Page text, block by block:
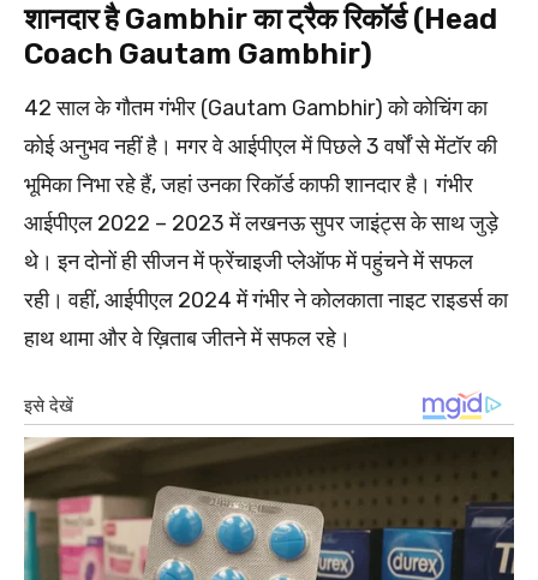
शानदार है Gambhir का ट्रैक रिकॉर्ड (Head
Coach Gautam Gambhir)
42 साल के गौतम गंभीर (Gautam Gambhir) को कोचिंग का
कोई अनुभव नहीं है। मगर वे आईपीएल में पिछले 3 वर्षों से मेंटॉर की
भूमिका निभा रहे हैं, जहां उनका रिकॉर्ड काफी शानदार है। गंभीर
आईपीएल 2022 – 2023 में लखनऊ सुपर जाइंट्स के साथ जुड़े
थे। इन दोनों ही सीजन में फ्रेंचाइजी प्लेऑफ में पहुंचने में सफल
रही। वहीं, आईपीएल 2024 में गंभीर ने कोलकाता नाइट राइडर्स का
हाथ थामा और वे ख़िताब जीतने में सफल रहे।